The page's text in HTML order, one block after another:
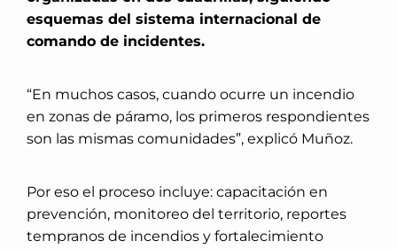
esquemas del sistema internacional de
comando de incidentes.
“En muchos casos, cuando ocurre un incendio
en zonas de páramo, los primeros respondientes
son las mismas comunidades”, explicó Muñoz.
Por eso el proceso incluye: capacitación en
prevención, monitoreo del territorio, reportes
tempranos de incendios y fortalecimiento